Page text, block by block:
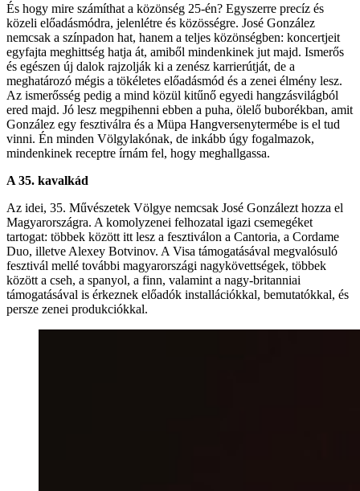
És hogy mire számíthat a közönség 25-én? Egyszerre precíz és
közeli előadásmódra, jelenlétre és közösségre. José González
nemcsak a színpadon hat, hanem a teljes közönségben: koncertjeit
egyfajta meghittség hatja át, amiből mindenkinek jut majd. Ismerős
és egészen új dalok rajzolják ki a zenész karrierútját, de a
meghatározó mégis a tökéletes előadásmód és a zenei élmény lesz.
Az ismerősség pedig a mind közül kitűnő egyedi hangzásvilágból
ered majd. Jó lesz megpihenni ebben a puha, ölelő buborékban, amit
González egy fesztiválra és a Müpa Hangversenytermébe is el tud
vinni. Én minden Völgylakónak, de inkább úgy fogalmazok,
mindenkinek receptre írnám fel, hogy meghallgassa.
A 35. kavalkád
Az idei, 35. Művészetek Völgye nemcsak José Gonzálezt hozza el
Magyarországra. A komolyzenei felhozatal igazi csemegéket
tartogat: többek között itt lesz a fesztiválon a Cantoria, a Cordame
Duo, illetve Alexey Botvinov. A Visa támogatásával megvalósuló
fesztivál mellé további magyarországi nagykövettségek, többek
között a cseh, a spanyol, a finn, valamint a nagy-britanniai
támogatásával is érkeznek előadók installációkkal, bemutatókkal, és
persze zenei produkciókkal.